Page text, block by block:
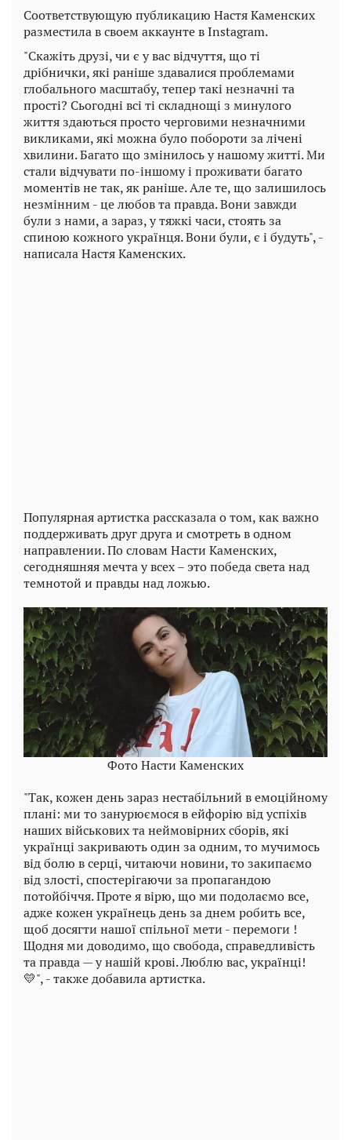
Соответствующую публикацию Настя Каменских
разместила в своем аккаунте в Instagram.
"Скажіть друзі, чи є у вас відчуття, що ті
дрібнички, які раніше здавалися проблемами
глобального масштабу, тепер такі незначні та
прості? Сьогодні всі ті складнощі з минулого
життя здаються просто черговими незначними
викликами, які можна було побороти за лічені
хвилини. Багато що змінилось у нашому житті. Ми
стали відчувати по-іншому і проживати багато
моментів не так, як раніше. Але те, що залишилось
незмінним - це любов та правда. Вони завжди
були з нами, а зараз, у тяжкі часи, стоять за
спиною кожного українця. Вони були, є і будуть", -
написала Настя Каменских.
Популярная артистка рассказала о том, как важно
поддерживать друг друга и смотреть в одном
направлении. По словам Насти Каменских,
сегодняшняя мечта у всех – это победа света над
темнотой и правды над ложью.
Фото Насти Каменских
"Так, кожен день зараз нестабільний в емоційному
плані: ми то занурюємося в ейфорію від успіхів
наших військових та неймовірних сборів, які
українці закривають один за одним, то мучимось
від болю в серці, читаючи новини, то закипаємо
від злості, спостерігаючи за пропагандою
потойбіччя. Проте я вірю, що ми подолаємо все,
адже кожен українець день за днем робить все,
щоб досягти нашої спільної мети - перемоги !
Щодня ми доводимо, що свобода, справедливість
та правда — у нашій крові. Люблю вас, українці!
💛", - также добавила артистка.